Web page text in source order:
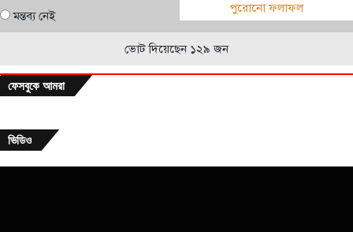
মন্তব্য নেই
পুরোনো ফলাফল
ভোট দিয়েছেন ১২৯ জন
ফেসবুকে আমরা
ভিডিও